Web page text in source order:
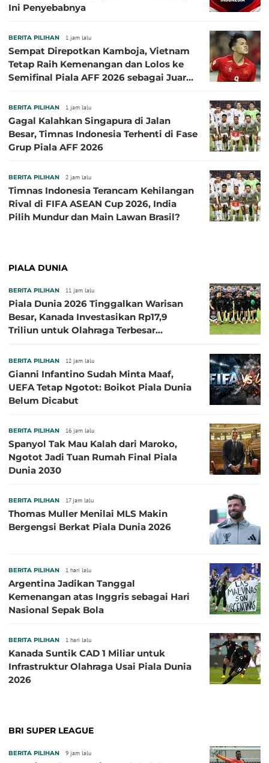
Ini Penyebabnya
BERITA PILIHAN 1 jam lalu
Sempat Direpotkan Kamboja, Vietnam
Tetap Raih Kemenangan dan Lolos ke
Semifinal Piala AFF 2026 sebagai Juara
BERITA PILIHAN 1 jam lalu
Gagal Kalahkan Singapura di Jalan
Besar, Timnas Indonesia Terhenti di Fase
Grup Piala AFF 2026
BERITA PILIHAN 2 jam lalu
Timnas Indonesia Terancam Kehilangan
Rival di FIFA ASEAN Cup 2026, India
Pilih Mundur dan Main Lawan Brasil?
PIALA DUNIA
BERITA PILIHAN 11 jam lalu
Piala Dunia 2026 Tinggalkan Warisan
Besar, Kanada Investasikan Rp17,9
Triliun untuk Olahraga Terbesar
BERITA PILIHAN 12 jam lalu
Gianni Infantino Sudah Minta Maaf,
UEFA Tetap Ngotot: Boikot Piala Dunia
Belum Dicabut
BERITA PILIHAN 16 jam lalu
Spanyol Tak Mau Kalah dari Maroko,
Ngotot Jadi Tuan Rumah Final Piala
Dunia 2030
BERITA PILIHAN 17 jam lalu
Thomas Muller Menilai MLS Makin
Bergengsi Berkat Piala Dunia 2026
BERITA PILIHAN 1 hari lalu
Argentina Jadikan Tanggal
Kemenangan atas Inggris sebagai Hari
Nasional Sepak Bola
BERITA PILIHAN 1 hari lalu
Kanada Suntik CAD 1 Miliar untuk
Infrastruktur Olahraga Usai Piala Dunia
2026
BRI SUPER LEAGUE
BERITA PILIHAN 9 jam lalu